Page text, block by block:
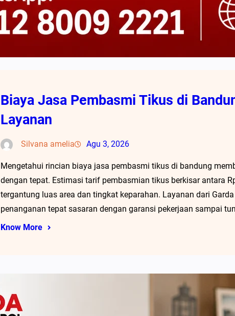
Biaya Jasa Pembasmi Tikus di
Layanan
Silvana amelia Agu 3, 2026
Mengetahui rincian biaya jasa pembasmi tikus di bandung
dengan tepat. Estimasi tarif pembasmian tikus berkisar antara
tergantung luas area dan tingkat keparahan. Layanan dari
penanganan tepat sasaran dengan garansi pekerjaan sampai
Know More